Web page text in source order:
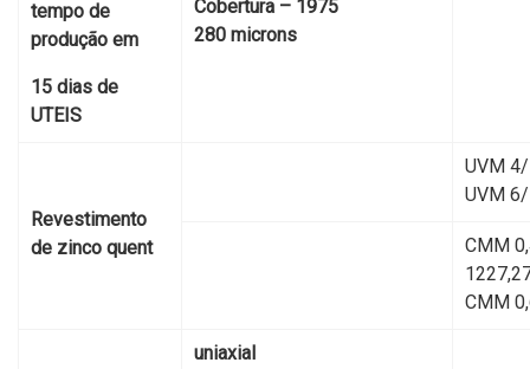
tempo de
produção em
15 dias de
UTEIS
Cobertura – 1975
280 microns
Revestimento
de zinco quent
UVM
UVM
CMM
CMM
uniaxial